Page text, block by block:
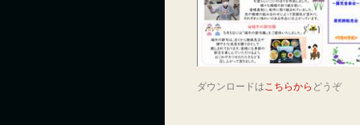
ダウンロードはこちらから どうぞ